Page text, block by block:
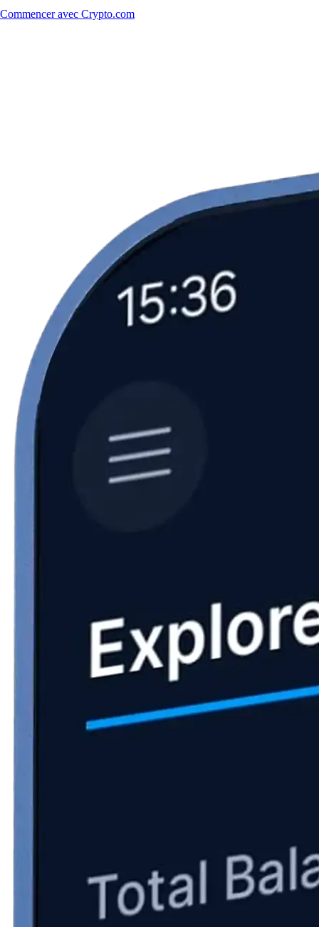
Commencer avec Crypto.com